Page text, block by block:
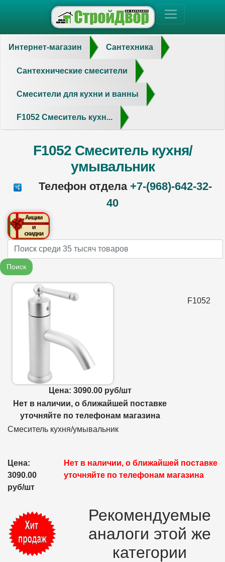
Интернет-магазин Сантехника
Сантехнические смесители
Смесители для кухни и ванны
F1052 Смеситель кухн...
F1052 Смеситель кухня/
умывальник
Телефон отдела +7-(968)-642-32-
40
Name
Поиск
Цена: 3090.00 руб/шт
Нет в наличии, о ближайшей поставке
уточняйте по телефонам магазина
F1052
Смеситель кухня/умывальник
Цена:
3090.00
руб/шт
Нет в наличии, о ближайшей поставке
уточняйте по телефонам магазина
Рекомендуемые
аналоги этой же
категории